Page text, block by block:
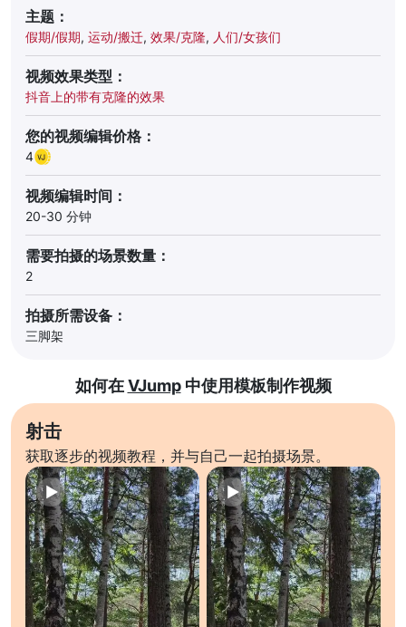
主题：
假期/假期, 运动/搬迁, 效果/克隆, 人们/女孩们
视频效果类型：
抖音上的带有克隆的效果
您的视频编辑价格：
4
视频编辑时间：
20-30 分钟
需要拍摄的场景数量：
2
拍摄所需设备：
三脚架
如何在VJump中使用模板制作视频
射击
获取逐步的视频教程，并与自己一起拍摄场景。